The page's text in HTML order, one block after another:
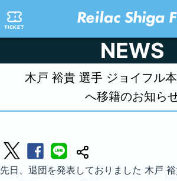
TICKET
NEWS
木戸 裕貴 選手 ジョイフル
へ移籍のお知ら
先日、退団を発表しておりました 木戸